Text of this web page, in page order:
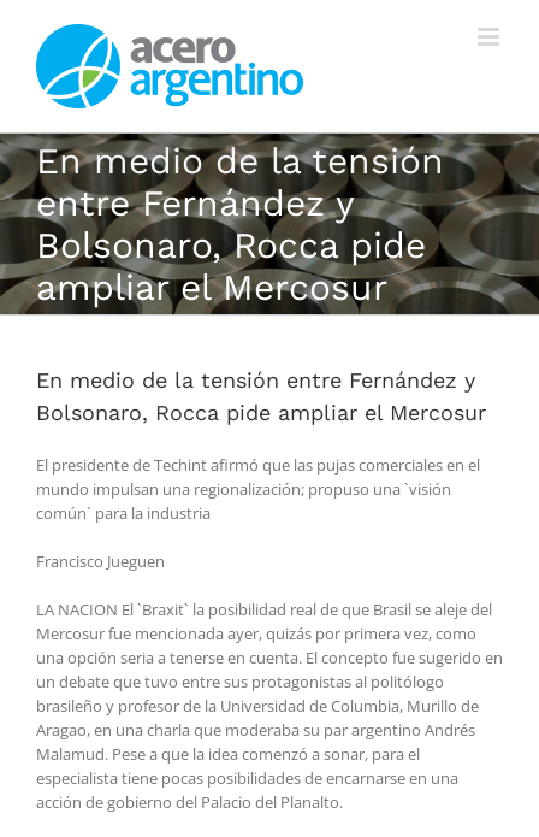
contenido
En medio de la tensión
entre Fernández y
Bolsonaro, Rocca pide
ampliar el Mercosur
En medio de la tensión entre Fernández y
Bolsonaro, Rocca pide ampliar el Mercosur
El presidente de Techint afirmó que las pujas comerciales en el
mundo impulsan una regionalización; propuso una `visión
común` para la industria
Francisco Jueguen
LA NACION El `Braxit` la posibilidad real de que Brasil se aleje del
Mercosur fue mencionada ayer, quizás por primera vez, como
una opción seria a tenerse en cuenta. El concepto fue sugerido en
un debate que tuvo entre sus protagonistas al politólogo
brasileño y profesor de la Universidad de Columbia, Murillo de
Aragao, en una charla que moderaba su par argentino Andrés
Malamud. Pese a que la idea comenzó a sonar, para el
especialista tiene pocas posibilidades de encarnarse en una
acción de gobierno del Palacio del Planalto.